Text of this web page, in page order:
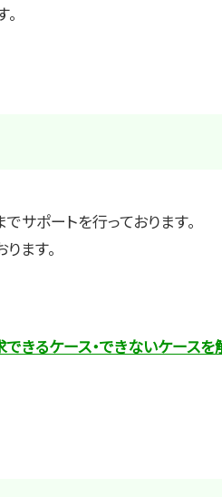
サポートを行っております。
ます。
きるケース・できないケースを